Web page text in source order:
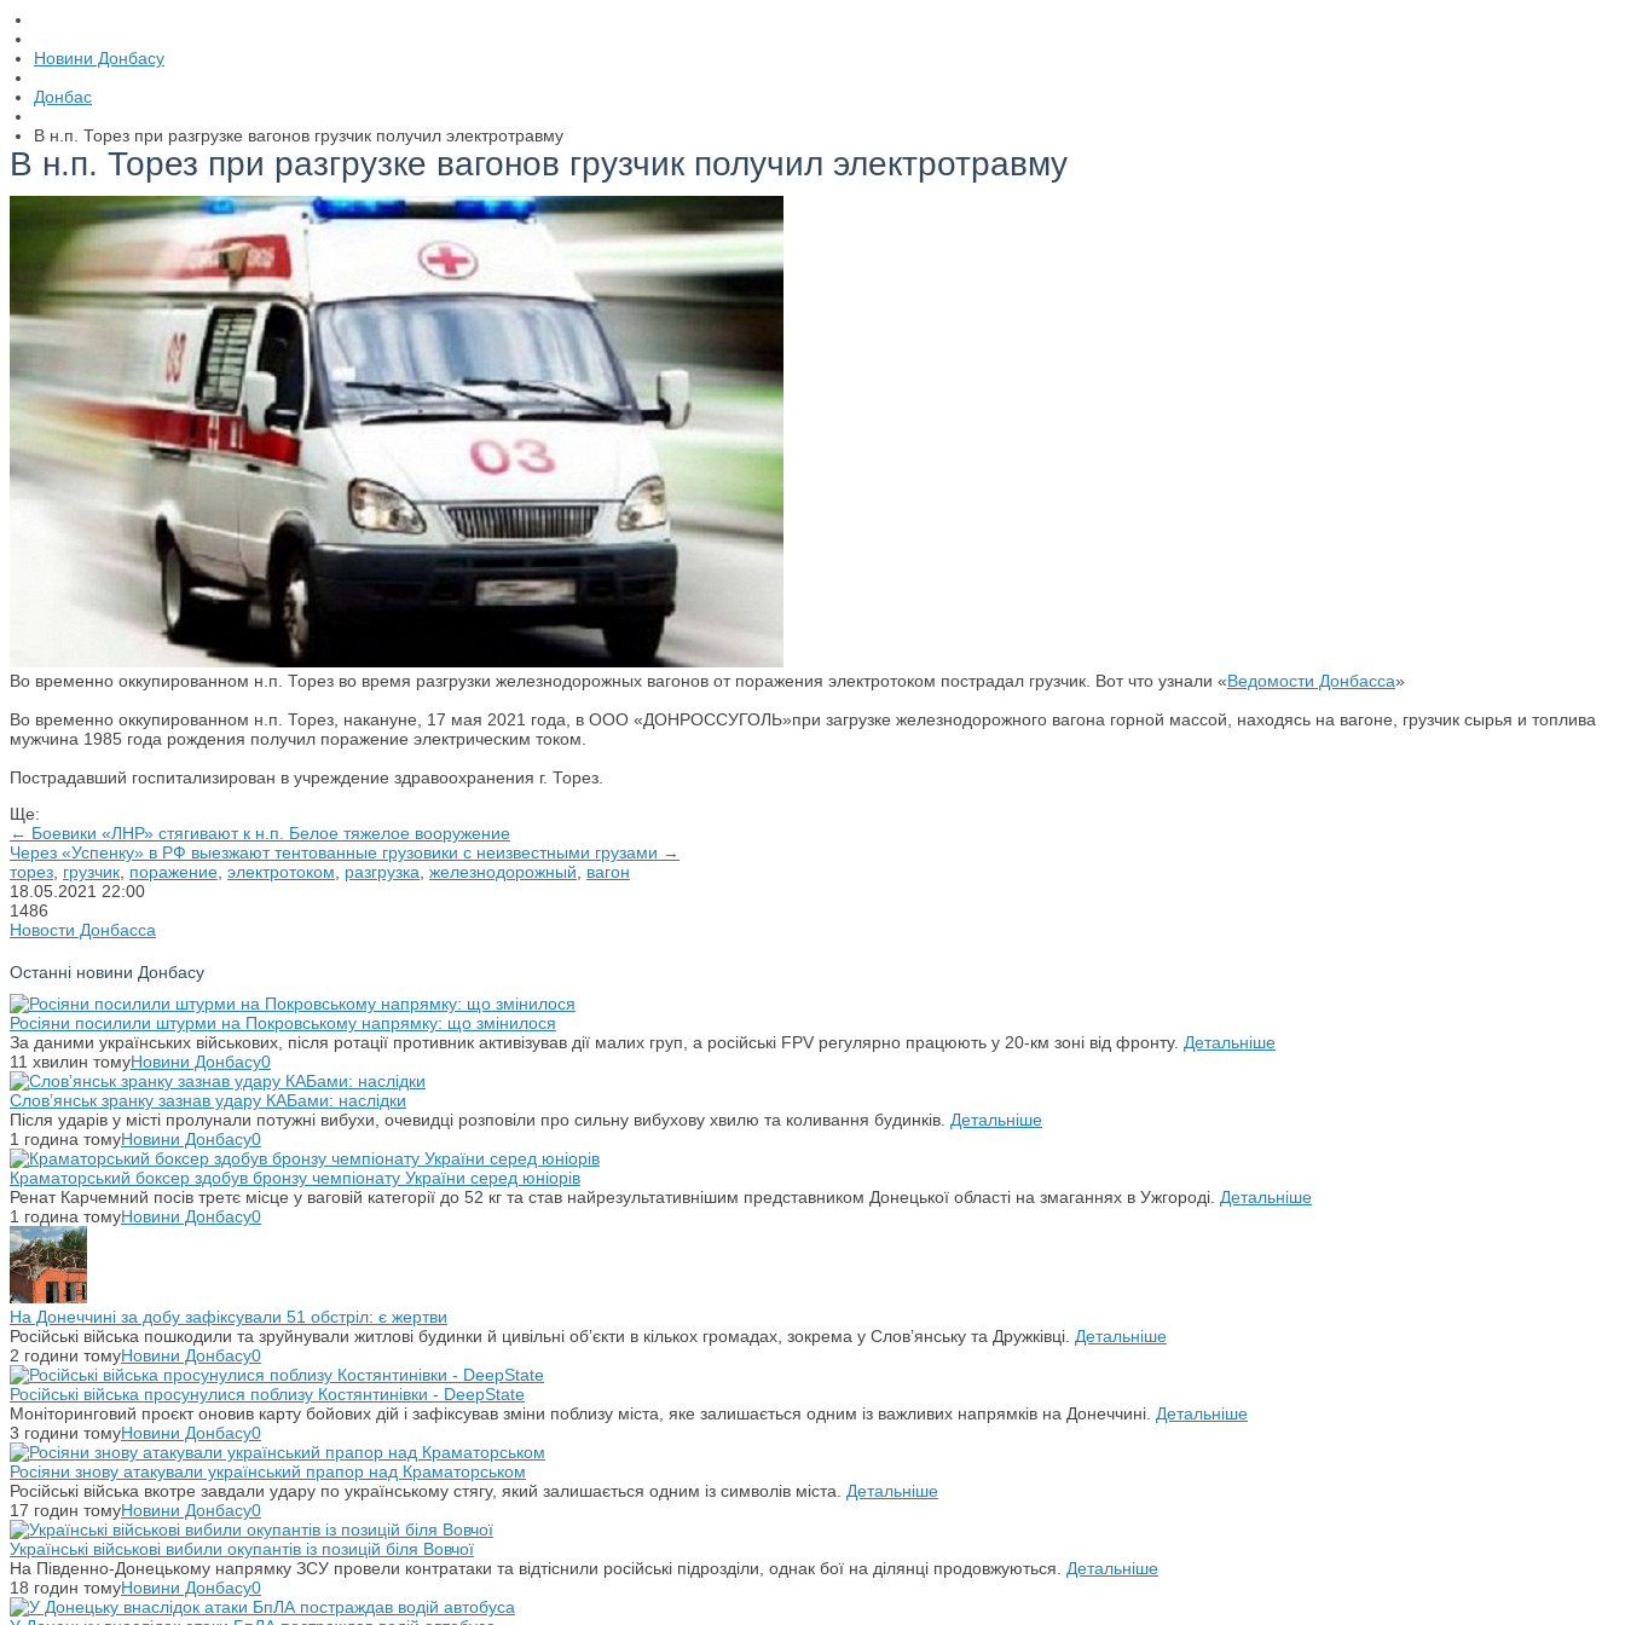
Новини Донбасу
Донбас
В н.п. Торез при разгрузке вагонов грузчик получил электротравму
В н.п. Торез при разгрузке вагонов грузчик получил электротравму
Во временно оккупированном н.п. Торез во время разгрузки железнодорожных вагонов от поражения электротоком пострадал грузчик. Вот что узнали «Ведомости Донбасса»
Во временно оккупированном н.п. Торез, накануне, 17 мая 2021 года, в ООО «ДОНРОССУГОЛЬ»при загрузке железнодорожного вагона горной массой, находясь на вагоне, грузчик сырья и топлива
мужчина 1985 года рождения получил поражение электрическим током.
Пострадавший госпитализирован в учреждение здравоохранения г. Торез.
Ще:
← Боевики «ЛНР» стягивают к н.п. Белое тяжелое вооружение
Через «Успенку» в РФ выезжают тентованные грузовики с неизвестными грузами →
торез грузчик поражение электротоком разгрузка железнодорожный
вагон
18.05.2021 22:00
1486
Новости Донбасса
Останні новини Донбасу
Росіяни посилили штурми на Покровському напрямку: що змінилося
За даними українських військових, після ротації противник активізував дії малих груп, а російські FPV регулярно працюють у 20-км зоні від фронту. Детальніше
11 хвилин томуНовини Донбасу0
Слов’янськ зранку зазнав удару КАБами: наслідки
Після ударів у місті пролунали потужні вибухи, очевидці розповіли про сильну вибухову хвилю та коливання будинків. Детальніше
1 година томуНовини Донбасу0
Краматорський боксер здобув бронзу чемпіонату України серед юніорів
Ренат Карчемний посів третє місце у ваговій категорії до 52 кг та став найрезультативнішим представником Донецької області на змаганнях в Ужгороді. Детальніше
1 година томуНовини Донбасу0
На Донеччині за добу зафіксували 51 обстріл: є жертви
Російські війська пошкодили та зруйнували житлові будинки й цивільні об’єкти в кількох громадах, зокрема у Слов’янську та Дружківці. Детальніше
2 години томуНовини Донбасу0
Російські війська просунулися поблизу Костянтинівки - DeepState
Моніторинговий проєкт оновив карту бойових дій і зафіксував зміни поблизу міста, яке залишається одним із важливих напрямків на Донеччині. Детальніше
3 години томуНовини Донбасу0
Росіяни знову атакували український прапор над Краматорськом
Російські війська вкотре завдали удару по українському стягу, який залишається одним із символів міста. Детальніше
17 годин томуНовини Донбасу0
Українські військові вибили окупантів із позицій біля Вовчої
На Південно-Донецькому напрямку ЗСУ провели контратаки та відтіснили російські підрозділи, однак бої на ділянці продовжуються. Детальніше
18 годин томуНовини Донбасу0